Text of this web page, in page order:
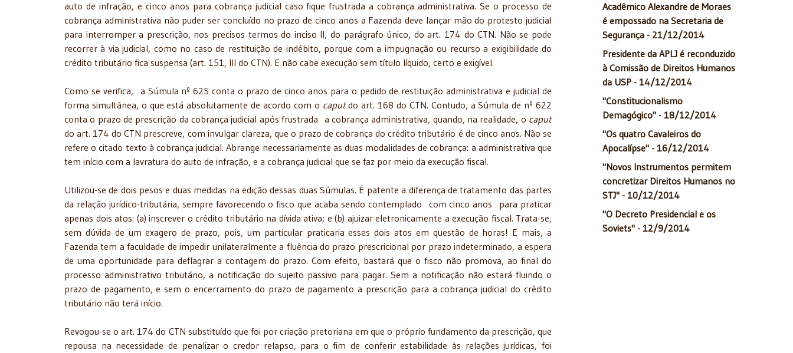
auto de infração, e cinco anos para cobrança judicial caso fique frustrada a cobrança administrativa. Se o processo de
cobrança administrativa não puder ser concluído no prazo de cinco anos a Fazenda deve lançar mão do protesto judicial
para interromper a prescrição, nos precisos termos do inciso II, do parágrafo único, do art. 174 do CTN. Não se pode
recorrer à via judicial, como no caso de restituição de indébito, porque com a impugnação ou recurso a exigibilidade do
crédito tributário fica suspensa (art. 151, III do CTN). E não cabe execução sem título líquido, certo e exigível.
Como se verifica, a Súmula nº 625 conta o prazo de cinco anos para o pedido de restituição administrativa e judicial de
forma simultânea, o que está absolutamente de acordo com o caputdo art. 168 do CTN. Contudo, a Súmula de nº 622
conta o prazo de prescrição da cobrança judicial após frustrada a cobrança administrativa, quando, na realidade, o caput
do art. 174 do CTN prescreve, com invulgar clareza, que o prazo de cobrança do crédito tributário é de cinco anos. Não se
refere o citado texto à cobrança judicial. Abrange necessariamente as duas modalidades de cobrança: a administrativa que
tem início com a lavratura do auto de infração, e a cobrança judicial que se faz por meio da execução fiscal.
Utilizou-se de dois pesos e duas medidas na edição dessas duas Súmulas. É patente a diferença de tratamento das partes
da relação jurídico-tributária, sempre favorecendo o fisco que acaba sendo contemplado com cinco anos para praticar
apenas dois atos: (a) inscrever o crédito tributário na dívida ativa; e (b) ajuizar eletronicamente a execução fiscal. Trata-se,
sem dúvida de um exagero de prazo, pois, um particular praticaria esses dois atos em questão de horas! E mais, a
Fazenda tem a faculdade de impedir unilateralmente a fluência do prazo prescricional por prazo indeterminado, a espera
de uma oportunidade para deflagrar a contagem do prazo. Com efeito, bastará que o fisco não promova, ao final do
processo administrativo tributário, a notificação do sujeito passivo para pagar. Sem a notificação não estará fluindo o
prazo de pagamento, e sem o encerramento do prazo de pagamento a prescrição para a cobrança judicial do crédito
tributário não terá início.
Revogou-se o art. 174 do CTN substituído que foi por criação pretoriana em que o próprio fundamento da prescrição, que
repousa na necessidade de penalizar o credor relapso, para o fim de conferir estabilidade às relações jurídicas, foi
Acadêmico Alexandre de Moraes
é empossado na Secretaria de
Segurança - 21/12/2014
Presidente da APLJ é reconduzido
à Comissão de Direitos Humanos
da USP - 14/12/2014
"Constitucionalismo
Demagógico" - 18/12/2014
"Os quatro Cavaleiros do
Apocalípse" - 16/12/2014
"Novos Instrumentos permitem
concretizar Direitos Humanos no
STJ" - 10/12/2014
"O Decreto Presidencial e os
Soviets" - 12/9/2014